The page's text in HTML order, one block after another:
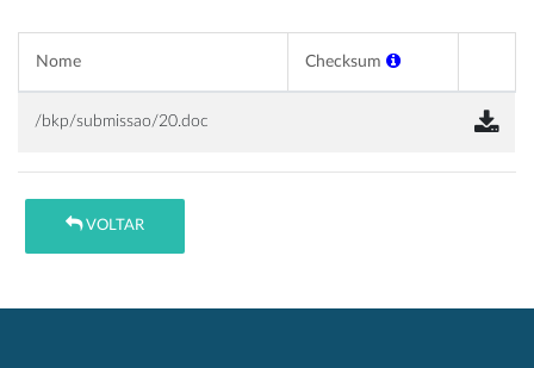
Nome Checksum
/bkp/submissao/20.doc
VOLTAR